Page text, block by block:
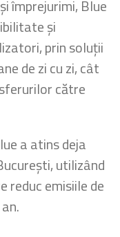
împrejurimi, Blue
și
prin soluții
de zi cu zi, cât
către
a atins deja
utilizând
reduc emisiile de